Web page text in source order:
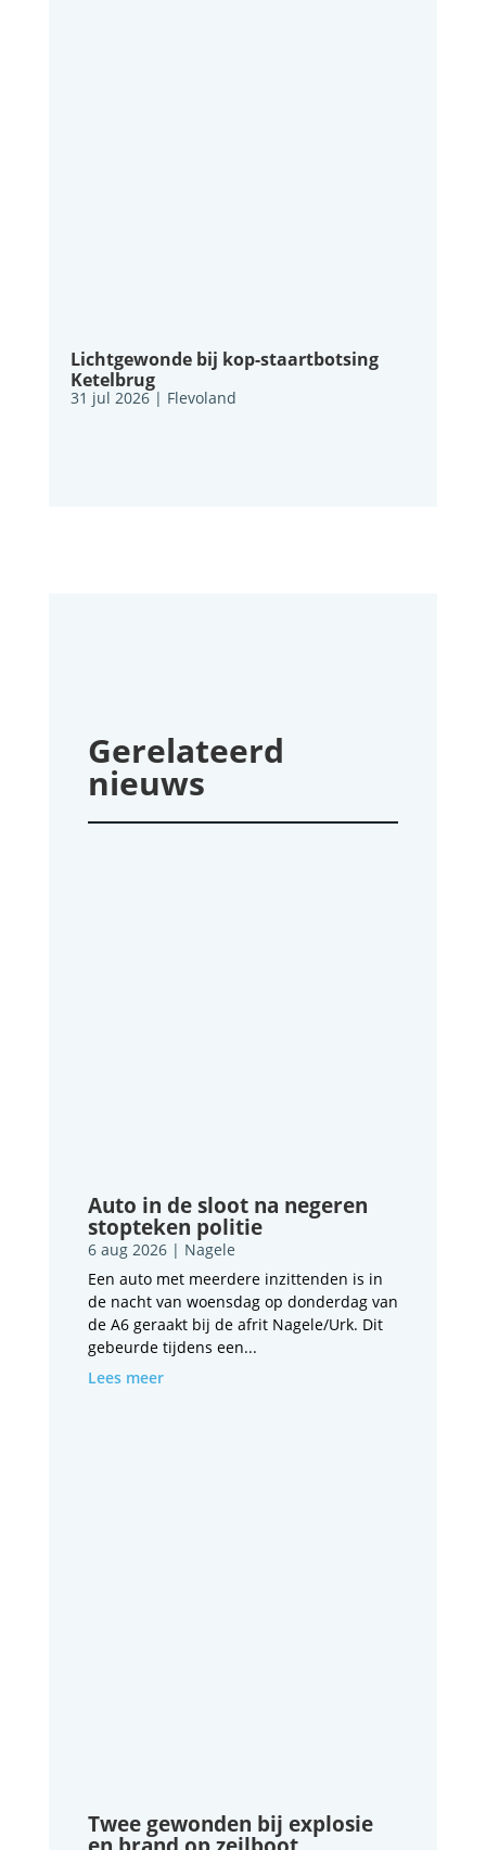
Lichtgewonde bij kop-staartbotsing
Ketelbrug
31 jul 2026| Flevoland
Gerelateerd
nieuws
Auto in de sloot na negeren
stopteken politie
6 aug 2026| Nagele
Een auto met meerdere inzittenden is in
de nacht van woensdag op donderdag van
de A6 geraakt bij de afrit Nagele/Urk. Dit
gebeurde tijdens een...
Lees meer
Twee gewonden bij explosie